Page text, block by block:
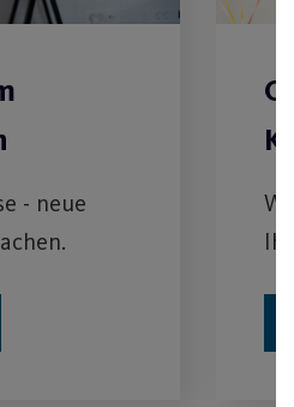
- neue